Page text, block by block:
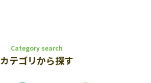
Category search
カテゴリから探す